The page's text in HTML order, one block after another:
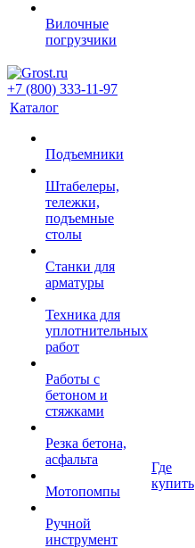
Вилочные
погрузчики
+7 (800) 333-11-97
Каталог
Подъемники
Штабелеры,
тележки,
подъемные
столы
Станки для
арматуры
Техника для
уплотнительных
работ
Работы с
бетоном и
стяжками
Резка бетона,
асфальта
Мотопомпы
Ручной
инструмент
Где
купить